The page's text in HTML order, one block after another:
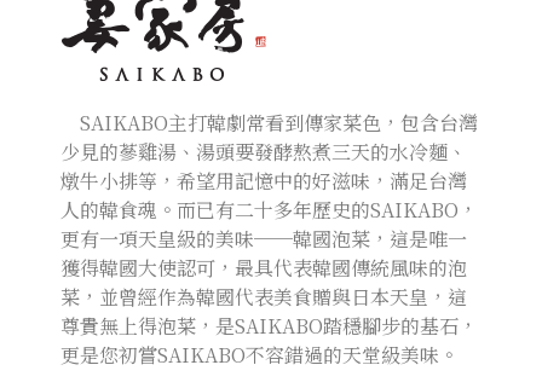
SAIKABO主打韓劇常看到傳家菜色，包含台灣
少見的蔘雞湯、湯頭要發酵熬煮三天的水冷麵、
燉牛小排等，希望用記憶中的好滋味，滿足台灣
人的韓食魂。而已有二十多年歷史的SAIKABO，
更有一項天皇級的美味──韓國泡菜，這是唯一
獲得韓國大使認可，最具代表韓國傳統風味的泡
菜，並曾經作為韓國代表美食贈與日本天皇，這
尊貴無上得泡菜，是SAIKABO踏穩腳步的基石，
更是您初嘗SAIKABO不容錯過的天堂級美味。